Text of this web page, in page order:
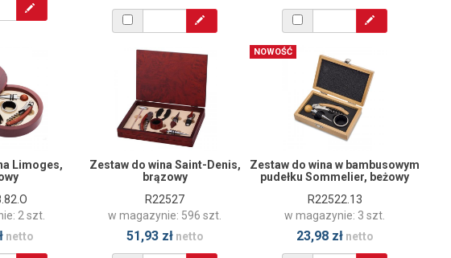
Limoges,
2 szt.
netto
Zestaw do wina Saint-Denis,
brązowy
R22527
w magazynie: 596 szt.
51,93 złnetto
NOWOŚĆ
Zestaw do wina w bambusowym
pudełku Sommelier, beżowy
R22522.13
w magazynie: 3 szt.
23,98 złnetto